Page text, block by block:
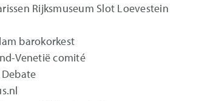
Rijksmuseum Slot Loevestein
barokorkest
Venetië comité